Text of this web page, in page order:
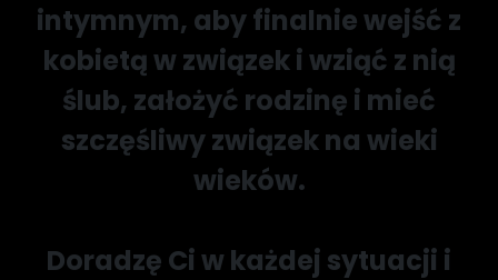
intymnym, aby finalnie wejść z
kobietą w związek i wziąć z nią
ślub, założyć rodzinę i mieć
szczęśliwy związek na wieki
wieków.
Doradzę Ci w każdej sytuacji i